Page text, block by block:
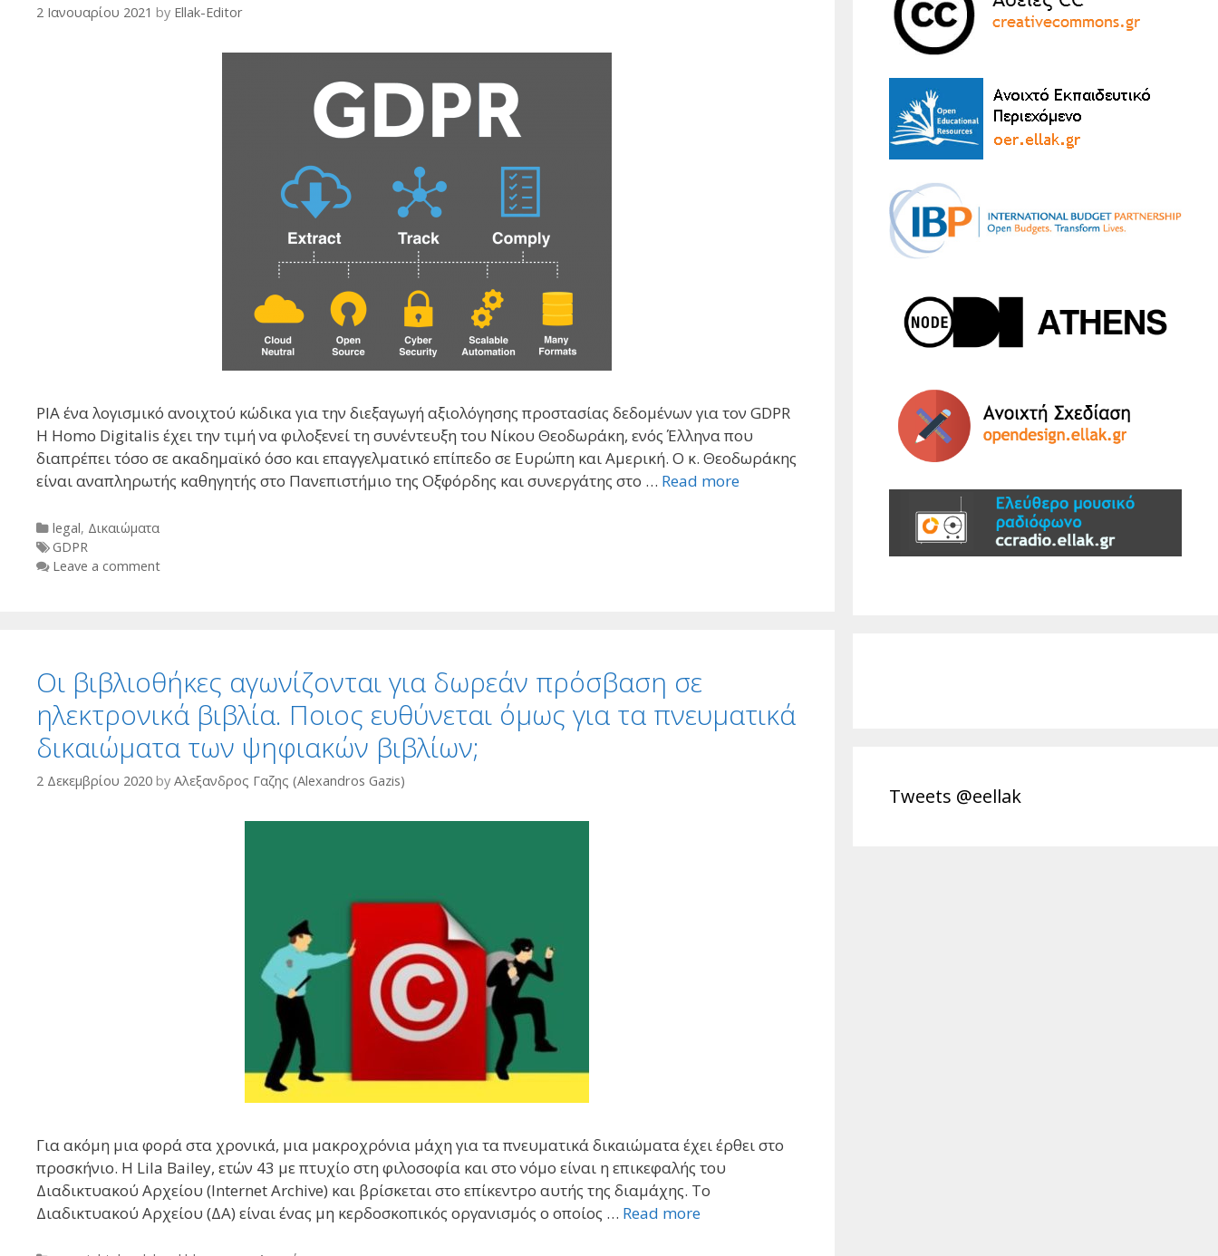
2 Ιανουαρίου 2021 by Ellak-Editor
PIA ένα λογισμικό ανοιχτού κώδικα για την διεξαγωγή αξιολόγησης προστασίας δεδομένων για τον GDPR
Η Homo Digitalis έχει την τιμή να φιλοξενεί τη συνέντευξη του Νίκου Θεοδωράκη, ενός Έλληνα που
διαπρέπει τόσο σε ακαδημαϊκό όσο και επαγγελματικό επίπεδο σε Ευρώπη και Αμερική. Ο κ. Θεοδωράκης
είναι αναπληρωτής καθηγητής στο Πανεπιστήμιο της Οξφόρδης και συνεργάτης στο … Read more
Categories
legal, Δικαιώματα
Tags
GDPR
Leave a comment
Οι βιβλιοθήκες αγωνίζονται για δωρεάν πρόσβαση σε
ηλεκτρονικά βιβλία. Ποιος ευθύνεται όμως για τα πνευματικά
δικαιώματα των ψηφιακών βιβλίων;
2 Δεκεμβρίου 2020 by Αλεξανδρος Γαζης (Alexandros Gazis)
Για ακόμη μια φορά στα χρονικά, μια μακροχρόνια μάχη για τα πνευματικά δικαιώματα έχει έρθει στο
προσκήνιο. Η Lila Bailey, ετών 43 με πτυχίο στη φιλοσοφία και στο νόμο είναι η επικεφαλής του
Διαδικτυακού Αρχείου (Internet Archive) και βρίσκεται στο επίκεντρο αυτής της διαμάχης. Το
Διαδικτυακού Αρχείου (ΔΑ) είναι ένας μη κερδοσκοπικός οργανισμός ο οποίος … Read more
Tweets @eellak